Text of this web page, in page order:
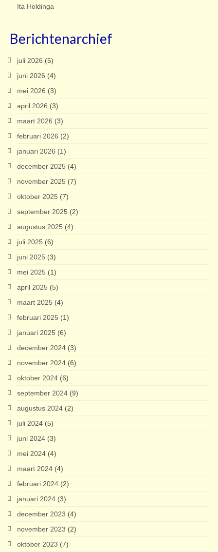
Ita Holdinga
Berichtenarchief
juli 2026 (5)
juni 2026 (4)
mei 2026 (3)
april 2026 (3)
maart 2026 (3)
februari 2026 (2)
januari 2026 (1)
december 2025 (4)
november 2025 (7)
oktober 2025 (7)
september 2025 (2)
augustus 2025 (4)
juli 2025 (6)
juni 2025 (3)
mei 2025 (1)
april 2025 (5)
maart 2025 (4)
februari 2025 (1)
januari 2025 (6)
december 2024 (3)
november 2024 (6)
oktober 2024 (6)
september 2024 (9)
augustus 2024 (2)
juli 2024 (5)
juni 2024 (3)
mei 2024 (4)
maart 2024 (4)
februari 2024 (2)
januari 2024 (3)
december 2023 (4)
november 2023 (2)
oktober 2023 (7)